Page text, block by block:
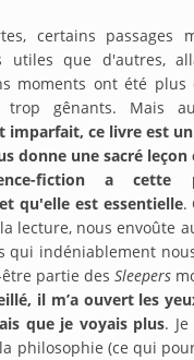
certains passages
utiles que d'autres,
moments ont été
trop gênants. Mais
imparfait, ce livre est
donne une sacré
fiction a cette
qu'elle est essentielle.
lecture, nous envoûte
qui indéniablement
partie des Sleepers
il m’a ouvert les
que je voyais plus.
philosophie (ce qui